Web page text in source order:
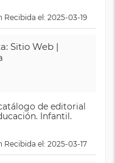
Recibida el: 2025-03-19
Sitio Web |
de editorial
Infantil.
Recibida el: 2025-03-17